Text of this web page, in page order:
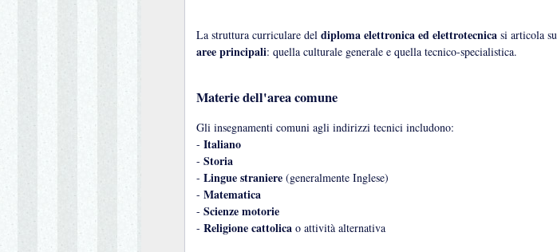
La struttura curriculare del diploma elettronica ed elettrotecnica si articola su
aree principali: quella culturale generale e quella tecnico-specialistica.
Materie dell'area comune
Gli insegnamenti comuni agli indirizzi tecnici includono:
- Italiano
- Storia
- Lingue straniere (generalmente Inglese)
- Matematica
- Scienze motorie
- Religione cattolica o attività alternativa